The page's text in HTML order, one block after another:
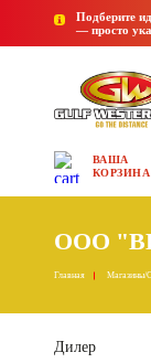
Подберите
— просто
ВАША
КОРЗИНА
ООО
Главная Магазины/
Дилер